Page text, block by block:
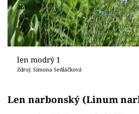
len modrý 1
Zdroj: Simona Sedláčková
Len narbonský (Linum